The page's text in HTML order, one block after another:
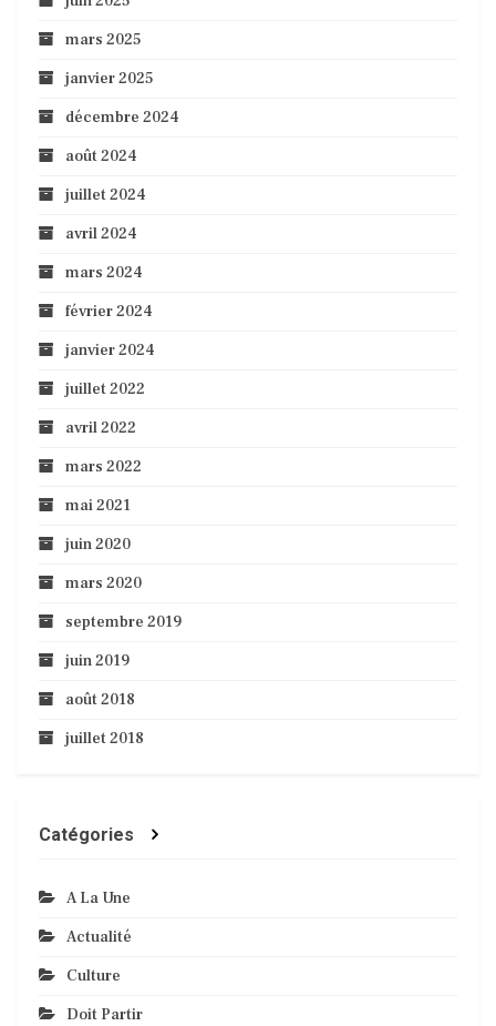
mars 2025
janvier 2025
décembre 2024
août 2024
juillet 2024
avril 2024
mars 2024
février 2024
janvier 2024
juillet 2022
avril 2022
mars 2022
mai 2021
juin 2020
mars 2020
septembre 2019
juin 2019
août 2018
juillet 2018
Catégories
A La Une
Actualité
Culture
Doit Partir